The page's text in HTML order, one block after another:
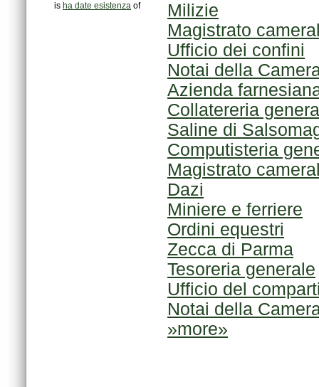
is ha date esistenza of
Milizie
Magistrato
Ufficio dei confini
Notai della
Azienda
Collatereria
Saline di
Computisteria
Magistrato
Dazi
Miniere e ferriere
Ordini equestri
Zecca di Parma
Tesoreria generale
Ufficio del
Notai della
»more»